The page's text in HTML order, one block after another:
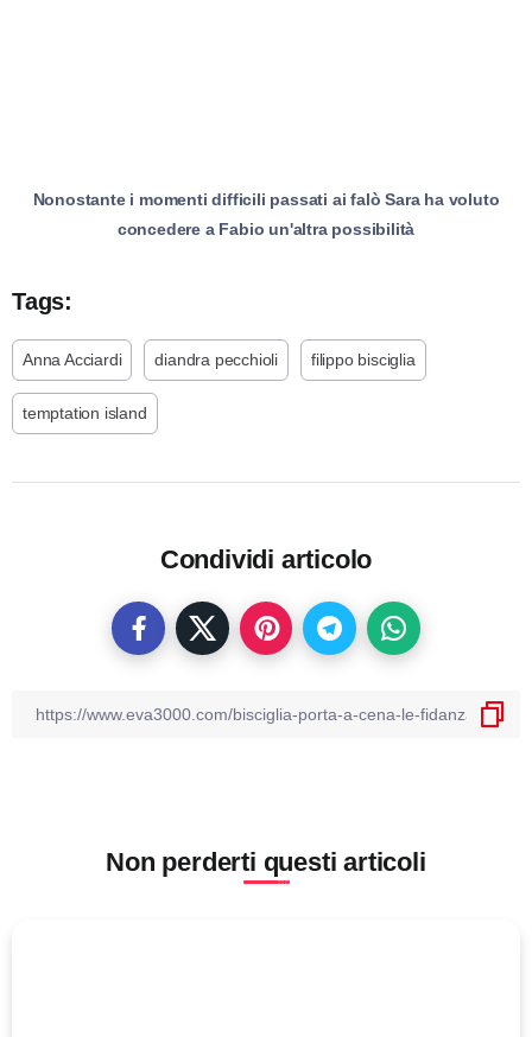
Nonostante i momenti difficili passati ai falò Sara ha voluto
concedere a Fabio un'altra possibilità
Tags:
Anna Acciardi diandra pecchioli filippo bisciglia
temptation island
Condividi articolo
Non perderti questi articoli